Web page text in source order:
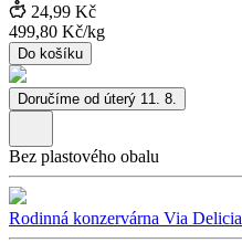
24,99 Kč
499,80 Kč/kg
Do košíku
Doručíme od úterý 11. 8.
Bez plastového obalu
Rodinná konzervárna Via Delicia